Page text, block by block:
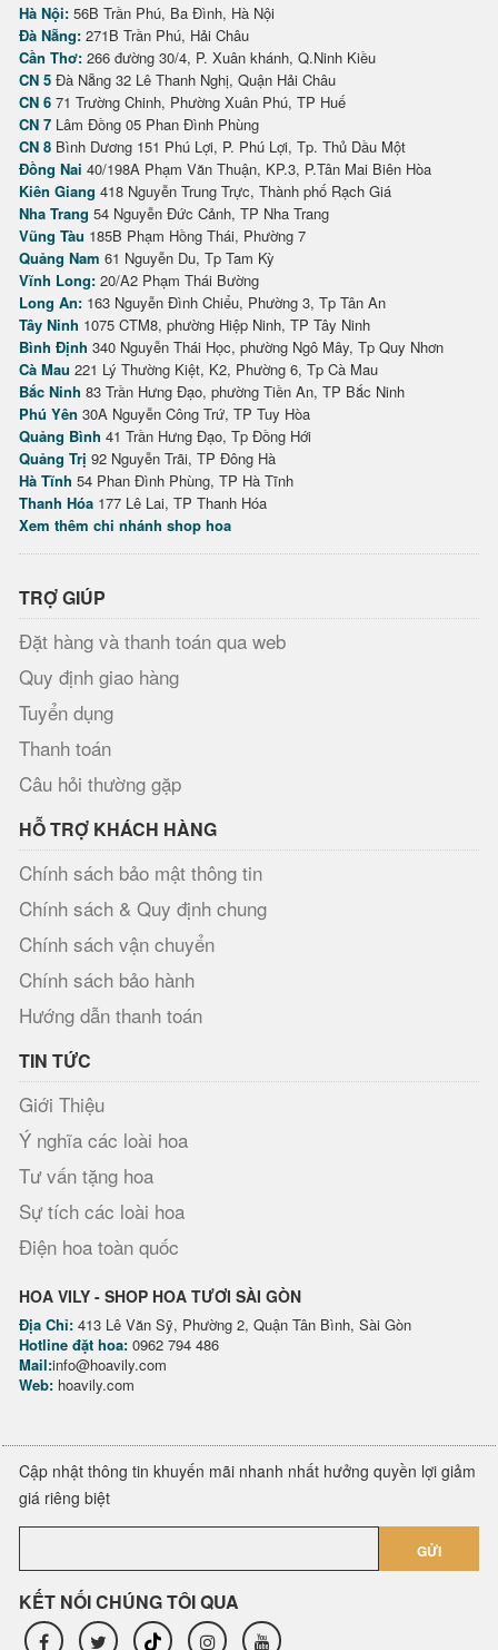
Hà Nội: 56B Trần Phú, Ba Đình, Hà Nội
Đà Nẵng: 271B Trần Phú, Hải Châu
Cần Thơ: 266 đường 30/4, P. Xuân khánh, Q.Ninh Kiều
CN 5 Đà Nẵng 32 Lê Thanh Nghị, Quận Hải Châu
CN 6 71 Trường Chinh, Phường Xuân Phú, TP Huế
CN 7 Lâm Đồng 05 Phan Đình Phùng
CN 8 Bình Dương 151 Phú Lợi, P. Phú Lợi, Tp. Thủ Dầu Một
Đồng Nai 40/198A Phạm Văn Thuận, KP.3, P.Tân Mai Biên Hòa
Kiên Giang 418 Nguyễn Trung Trực, Thành phố Rạch Giá
Nha Trang 54 Nguyễn Đức Cảnh, TP Nha Trang
Vũng Tàu 185B Phạm Hồng Thái, Phường 7
Quảng Nam 61 Nguyễn Du, Tp Tam Kỳ
Vĩnh Long: 20/A2 Phạm Thái Bường
Long An: 163 Nguyễn Đình Chiểu, Phường 3, Tp Tân An
Tây Ninh 1075 CTM8, phường Hiệp Ninh, TP Tây Ninh
Bình Định 340 Nguyễn Thái Học, phường Ngô Mây, Tp Quy Nhơn
Cà Mau 221 Lý Thường Kiệt, K2, Phường 6, Tp Cà Mau
Bắc Ninh 83 Trần Hưng Đạo, phường Tiền An, TP Bắc Ninh
Phú Yên 30A Nguyễn Công Trứ, TP Tuy Hòa
Quảng Bình 41 Trần Hưng Đạo, Tp Đồng Hới
Quảng Trị 92 Nguyễn Trãi, TP Đông Hà
Hà Tĩnh 54 Phan Đình Phùng, TP Hà Tĩnh
Thanh Hóa 177 Lê Lai, TP Thanh Hóa
Xem thêm chi nhánh shop hoa
TRỢ GIÚP
Đặt hàng và thanh toán qua web
Quy định giao hàng
Tuyển dụng
Thanh toán
Câu hỏi thường gặp
HỖ TRỢ KHÁCH HÀNG
Chính sách bảo mật thông tin
Chính sách & Quy định chung
Chính sách vận chuyển
Chính sách bảo hành
Hướng dẫn thanh toán
TIN TỨC
Giới Thiệu
Ý nghĩa các loài hoa
Tư vấn tặng hoa
Sự tích các loài hoa
Điện hoa toàn quốc
HOA VILY - SHOP HOA TƯƠI SÀI GÒN
Địa Chỉ: 413 Lê Văn Sỹ, Phường 2, Quận Tân Bình, Sài Gòn
Hotline đặt hoa: 0962 794 486
Mail:info@hoavily.com
Web: hoavily.com
Cập nhật thông tin khuyến mãi nhanh nhất hưởng quyền lợi giảm
giá riêng biệt
GỬI
KẾT NỐI CHÚNG TÔI QUA